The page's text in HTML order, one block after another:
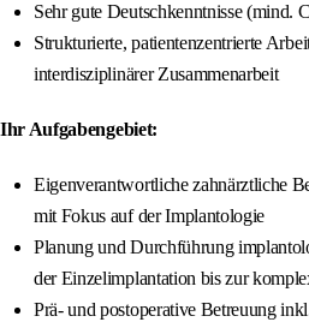
Sehr gute Deutschkenntnisse (mind.
Strukturierte, patientenzentrierte
interdisziplinärer Zusammenarbeit
Ihr Aufgabengebiet:
Eigenverantwortliche zahnärztliche
mit Fokus auf der Implantologie
Planung und Durchführung
der Einzelimplantation bis zur
Prä- und postoperative Betreuung